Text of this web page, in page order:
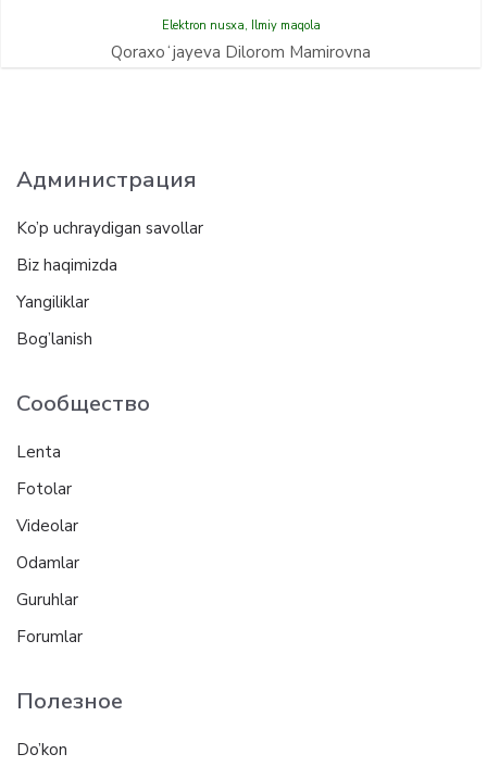
Elektron nusxa, Ilmiy maqola
Qoraxoʻjayeva Dilorom Mamirovna
Администрация
Ko’p uchraydigan savollar
Biz haqimizda
Yangiliklar
Bog’lanish
Сообщество
Lenta
Fotolar
Videolar
Odamlar
Guruhlar
Forumlar
Полезное
Do’kon